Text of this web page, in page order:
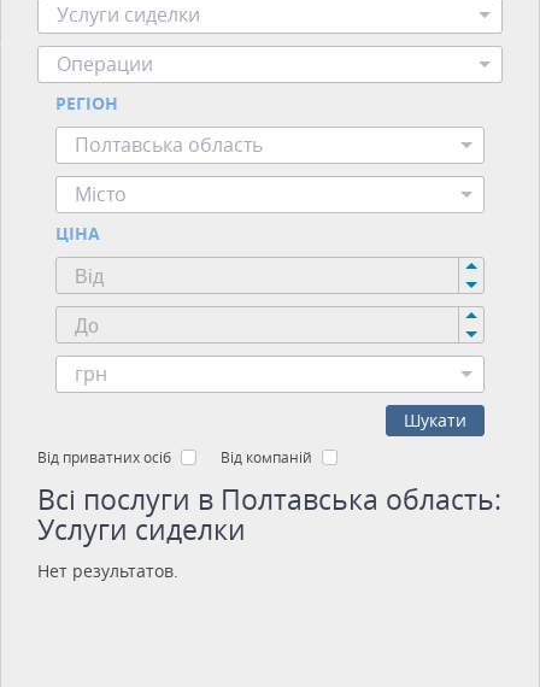
Услуги сиделки
Операции
РЕГІОН
Полтавська область
Місто
ЦІНА
грн
Шукати
Від приватних осіб Від компаній
Всі послуги в Полтавська область:
Услуги сиделки
Нет результатов.